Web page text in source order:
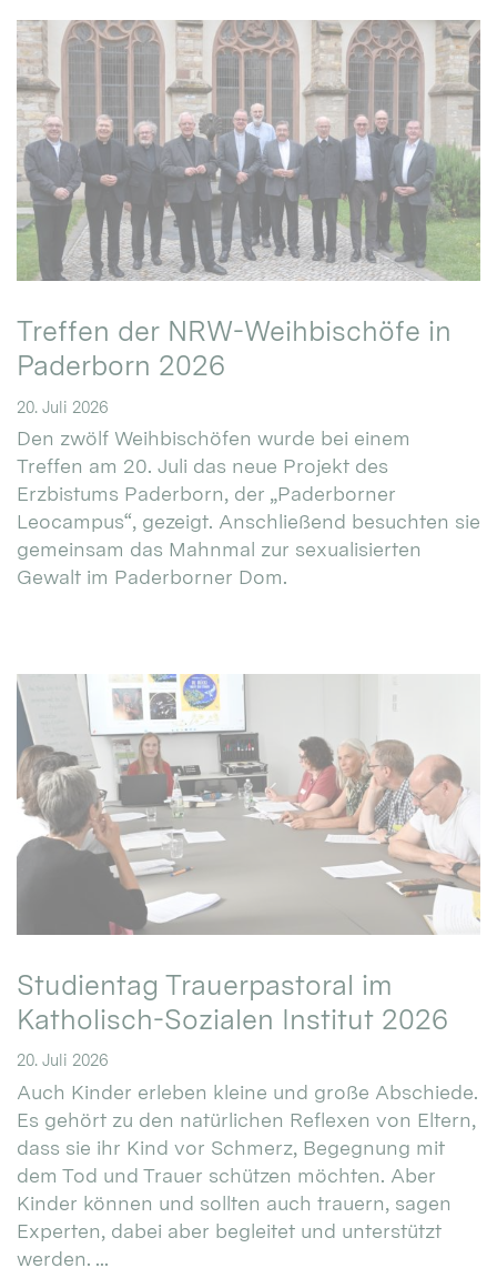
Treffen der NRW-Weihbischöfe in
Paderborn 2026
20. Juli 2026
Den zwölf Weihbischöfen wurde bei einem
Treffen am 20. Juli das neue Projekt des
Erzbistums Paderborn, der „Paderborner
Leocampus“, gezeigt. Anschließend besuchten sie
gemeinsam das Mahnmal zur sexualisierten
Gewalt im Paderborner Dom.
Studientag Trauerpastoral im
Katholisch-Sozialen Institut 2026
20. Juli 2026
Auch Kinder erleben kleine und große Abschiede.
Es gehört zu den natürlichen Reflexen von Eltern,
dass sie ihr Kind vor Schmerz, Begegnung mit
dem Tod und Trauer schützen möchten. Aber
Kinder können und sollten auch trauern, sagen
Experten, dabei aber begleitet und unterstützt
werden. ...